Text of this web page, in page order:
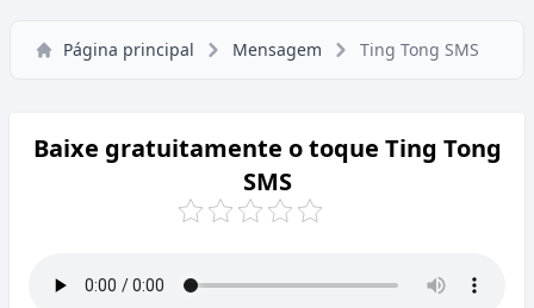
Página principal Mensagem Ting Tong SMS
Baixe gratuitamente o toque Ting Tong
SMS